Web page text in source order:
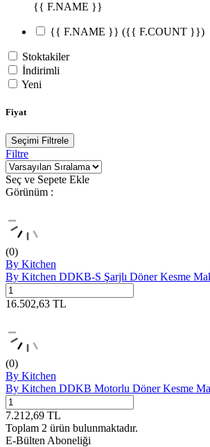
{{ F.NAME }}
{{ F.NAME }} ({{ F.COUNT }})
Stoktakiler
İndirimli
Yeni
Fiyat
Seçimi Filtrele
Filtre
Seç ve Sepete Ekle
Görünüm :
(0)
By Kitchen
By Kitchen DDKB-S Şarjlı Döner Kesme
16.502,63 TL
(0)
By Kitchen
By Kitchen DDKB Motorlu Döner Kesme
7.212,69 TL
Toplam 2 ürün bulunmaktadır.
E-Bülten Aboneliği